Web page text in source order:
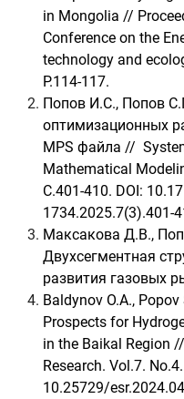
in Mongolia //
Conference on the
technology and
P.114-117.
2. Попов И.С., Попов
оптимизационных
MPS файла //
Mathematical
C.401-410. DOI:
1734.2025.7(3).401-
3. Максакова Д.В.,
Двухсегментная
развития газовых
4. Baldynov O.A.,
Prospects for
in the Baikal Region
Research. Vol.7.
10.25729/